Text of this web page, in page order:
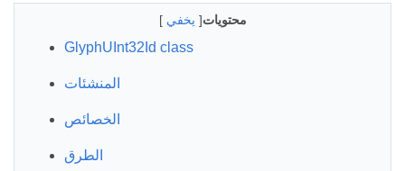
محتويات[ يخفي]
GlyphUInt32Id class
المنشئات
الخصائص
الطرق